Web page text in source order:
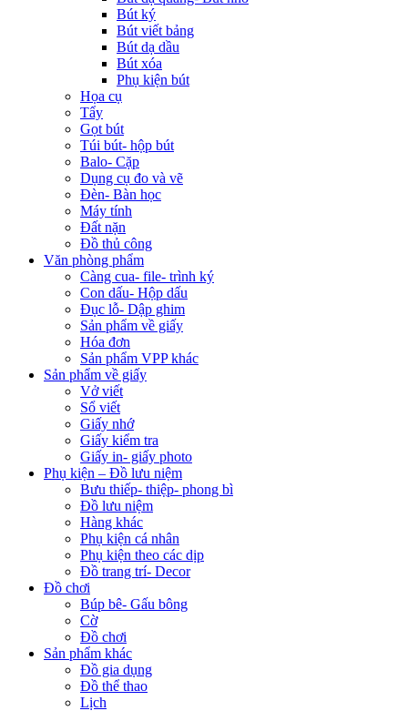
Bút ký
Bút viết bảng
Bút dạ dầu
Bút xóa
Phụ kiện bút
Họa cụ
Tẩy
Gọt bút
Túi bút- hộp bút
Balo- Cặp
Dụng cụ đo và vẽ
Đèn- Bàn học
Máy tính
Đất nặn
Đồ thủ công
Văn phòng phẩm
Càng cua- file- trình ký
Con dấu- Hộp dấu
Đục lỗ- Dập ghim
Sản phẩm về giấy
Hóa đơn
Sản phẩm VPP khác
Sản phẩm về giấy
Vở viết
Sổ viết
Giấy nhớ
Giấy kiểm tra
Giấy in- giấy photo
Phụ kiện – Đồ lưu niệm
Bưu thiếp- thiệp- phong bì
Đồ lưu niệm
Hàng khác
Phụ kiện cá nhân
Phụ kiện theo các dịp
Đồ trang trí- Decor
Đồ chơi
Búp bê- Gấu bông
Cờ
Đồ chơi
Sản phẩm khác
Đồ gia dụng
Đồ thể thao
Lịch